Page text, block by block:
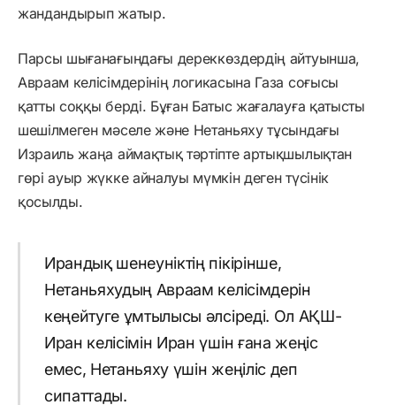
жандандырып жатыр.
Парсы шығанағындағы дереккөздердің айтуынша,
Авраам келісімдерінің логикасына Газа соғысы
қатты соққы берді. Бұған Батыс жағалауға қатысты
шешілмеген мәселе және Нетаньяху тұсындағы
Израиль жаңа аймақтық тәртіпте артықшылықтан
гөрі ауыр жүкке айналуы мүмкін деген түсінік
қосылды.
Ирандық шенеуніктің пікірінше,
Нетаньяхудың Авраам келісімдерін
кеңейтуге ұмтылысы әлсіреді. Ол АҚШ-
Иран келісімін Иран үшін ғана жеңіс
емес, Нетаньяху үшін жеңіліс деп
сипаттады.